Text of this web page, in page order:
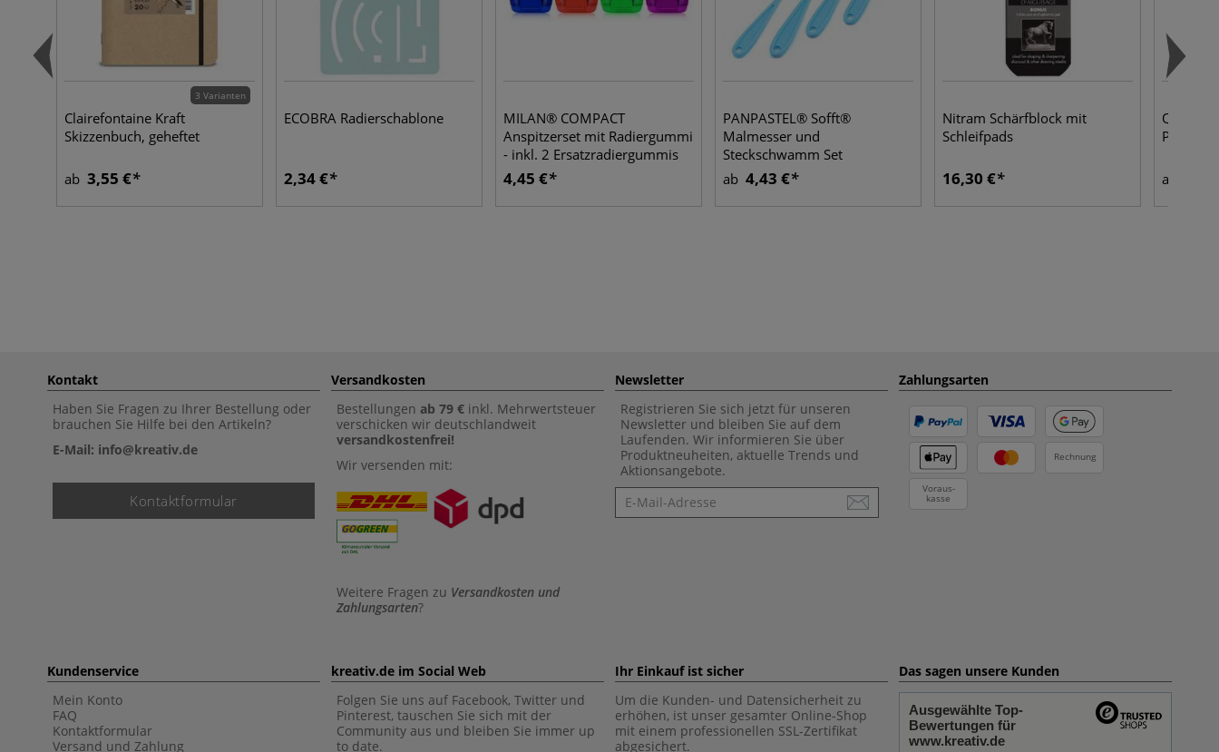
3 Varianten
Clairefontaine Kraft
Skizzenbuch, geheftet
ab 3,55 €
ECOBRA Radierschablone
2,34 €
MILAN® COMPACT
Anspitzerset mit Radiergummi
- inkl. 2 Ersatzradiergummis
430
4,45 €
PANPASTEL® Sofft®
Malmesser und
Steckschwamm Set
ab 4,43 €
Nitram Schärfblock mit
Schleifpads
16,30 €
Qbix
ab
Kontakt
Haben Sie Fragen zu Ihrer Bestellung oder
brauchen Sie Hilfe bei den Artikeln?
E-Mail: info@kreativ.de
Kontaktformular
Versandkosten
Bestellungen ab 79 € inkl. Mehrwertsteuer
verschicken wir deutschlandweit
versandkostenfrei!
Wir versenden mit:
Weitere Fragen zu Versandkosten und
Zahlungsarten?
Newsletter
Registrieren Sie sich jetzt für unseren
Newsletter und bleiben Sie auf dem
Laufenden. Wir informieren Sie über
Produktneuheiten, aktuelle Trends und
Aktionsangebote.
Newsletter
Zahlungsarten
Rechnung
Voraus-
kasse
Kundenservice
Mein Konto
FAQ
Kontaktformular
Versand und Zahlung
kreativ.de im Social Web
Folgen Sie uns auf Facebook, Twitter und
Pinterest, tauschen Sie sich mit der
Community aus und bleiben Sie immer up
to date.
Ihr Einkauf ist sicher
Um die Kunden- und Datensicherheit zu
erhöhen, ist unser gesamter Online-Shop
mit einem professionellen SSL-Zertifikat
abgesichert.
Das sagen unsere Kunden
Ausgewählte Top-
Bewertungen für
www.kreativ.de